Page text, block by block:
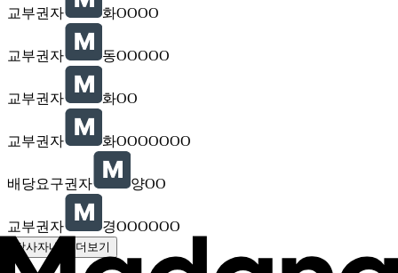
교부권자 화OOOO
교부권자 동OOOOO
교부권자 화OO
교부권자 화OOOOOOO
배당요구권자 양OO
교부권자 경OOOOOO
당사자내역 더보기